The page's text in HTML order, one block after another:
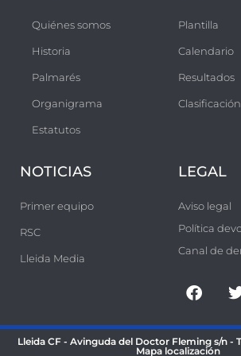
e
Quiénes somos
Historia
Palmarés
Organigrama
Estatutos
Plantilla
Calendario
Resultados
Clasificación
NOTICIAS
Primer equipo
RSC
Lleida Media
LEGAL
Aviso legal
Política
Canal de
Lleida CF - Avinguda del Doctor Fleming s/n -
Mapa localización